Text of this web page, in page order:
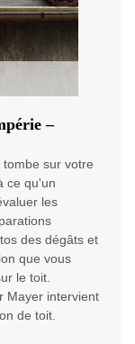
–
sur votre
ce qu'un
les
des dégâts et
que vous
le toit.
Mayer intervient
de toit.